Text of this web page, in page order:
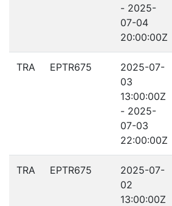
- 2025-
07-04
20:00:00Z
TRA EPTR675
2025-07-
03
13:00:00Z
- 2025-
07-03
22:00:00Z
TRA EPTR675
2025-07-
02
13:00:00Z